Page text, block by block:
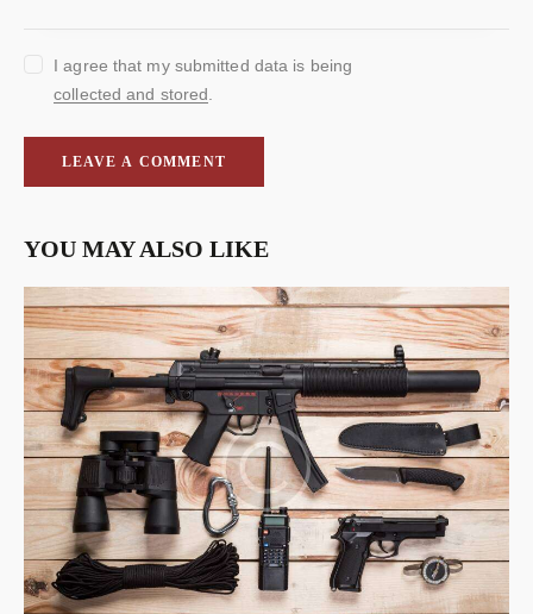
I agree that my submitted data is being
collected and stored
YOU MAY ALSO LIKE